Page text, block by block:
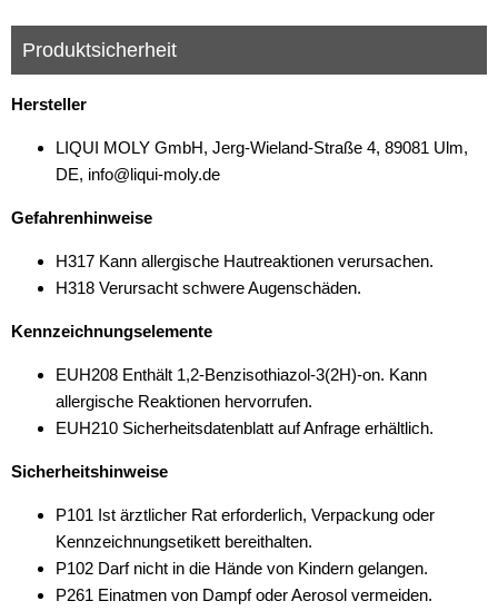
Produktsicherheit
Hersteller
LIQUI MOLY GmbH, Jerg-Wieland-Straße 4, 89081 Ulm,
DE, info@liqui-moly.de
Gefahrenhinweise
H317 Kann allergische Hautreaktionen verursachen.
H318 Verursacht schwere Augenschäden.
Kennzeichnungselemente
EUH208 Enthält 1,2-Benzisothiazol-3(2H)-on. Kann
allergische Reaktionen hervorrufen.
EUH210 Sicherheitsdatenblatt auf Anfrage erhältlich.
Sicherheitshinweise
P101 Ist ärztlicher Rat erforderlich, Verpackung oder
Kennzeichnungsetikett bereithalten.
P102 Darf nicht in die Hände von Kindern gelangen.
P261 Einatmen von Dampf oder Aerosol vermeiden.